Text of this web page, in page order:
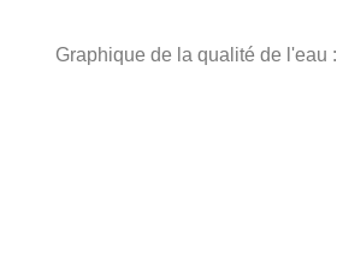
Graphique de la qualité de l'eau :